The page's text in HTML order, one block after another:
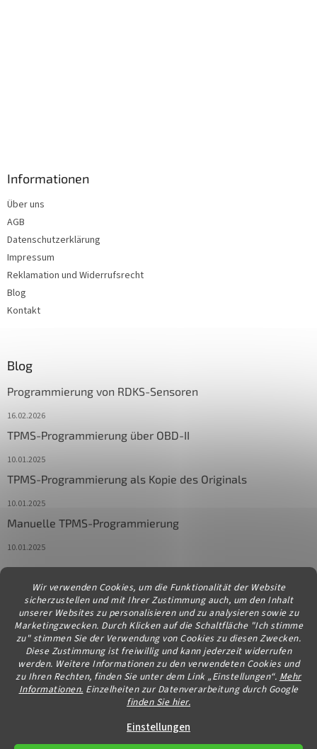
Wir verwenden Cookies, um die Funktionalität der Website
sicherzustellen und mit Ihrer Zustimmung auch, um den Inhalt
unserer Websites zu personalisieren und zu analysieren sowie zu
Marketingzwecken. Durch Klicken auf die Schaltfläche "Ich stimme
zu" stimmen Sie der Verwendung von Cookies zu diesen Zwecken.
Diese Zustimmung ist freiwillig und kann jederzeit widerrufen
werden. Weitere Informationen zu den verwendeten Cookies und
zu Ihren Rechten, finden Sie unter dem Link „Einstellungen“. Mehr
Informationen. Einzelheiten zur Datenverarbeitung durch Google
finden Sie hier.
Einstellungen
Informationen
Über uns
AGB
Datenschutzerklärung
Impressum
Reklamation und Widerrufsrecht
Blog
Kontakt
Blog
Programmierung von RDKS-Sensoren
16.02.2026
TPMS-Programmierung über OBD-II
10.01.2025
TPMS-Programmierung als Kopie des Originals
10.01.2025
Manuelle TPMS-Programmierung
10.01.2025
Kontakt
info@diagstore.at
Erstellt von Shoptet